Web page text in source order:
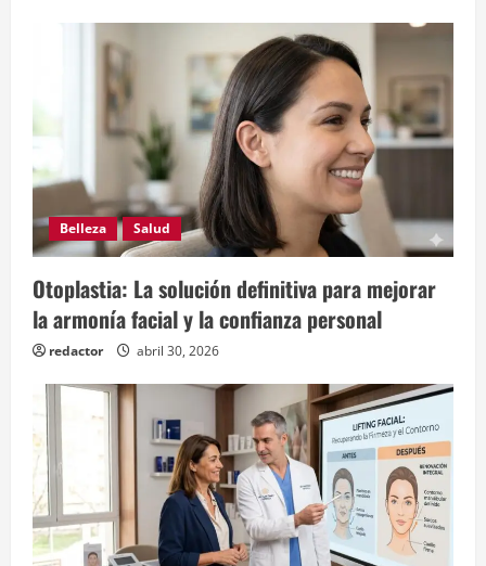
Belleza Salud
Otoplastia: La solución definitiva para mejorar
la armonía facial y la confianza personal
redactor abril 30, 2026